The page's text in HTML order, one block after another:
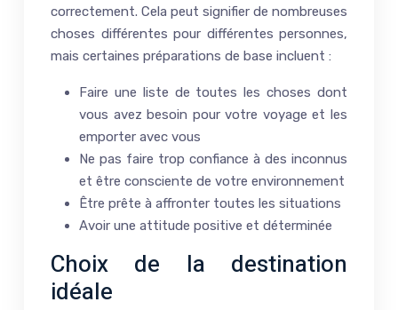
correctement. Cela peut signifier de nombreuses
choses différentes pour différentes personnes,
mais certaines préparations de base incluent :
Faire une liste de toutes les choses dont
vous avez besoin pour votre voyage et les
emporter avec vous
Ne pas faire trop confiance à des inconnus
et être consciente de votre environnement
Être prête à affronter toutes les situations
Avoir une attitude positive et déterminée
Choix de la destination
idéale